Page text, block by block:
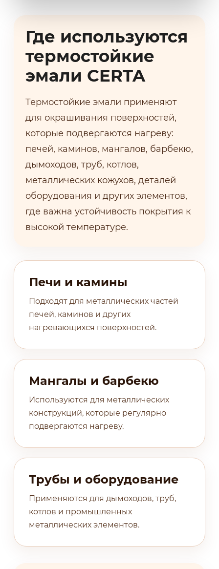
Где используются
термостойкие
эмали CERTA
Термостойкие эмали применяют
для окрашивания поверхностей,
которые подвергаются нагреву:
печей, каминов, мангалов, барбекю,
дымоходов, труб, котлов,
металлических кожухов, деталей
оборудования и других элементов,
где важна устойчивость покрытия к
высокой температуре.
Печи и камины
Подходят для металлических частей
печей, каминов и других
нагревающихся поверхностей.
Мангалы и барбекю
Используются для металлических
конструкций, которые регулярно
подвергаются нагреву.
Трубы и оборудование
Применяются для дымоходов, труб,
котлов и промышленных
металлических элементов.